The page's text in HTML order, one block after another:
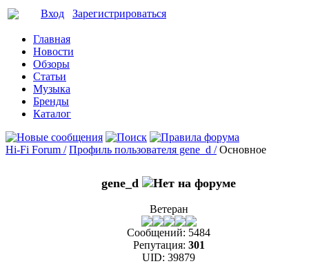
Вход Зарегистрироваться
Главная
Новости
Обзоры
Статьи
Музыка
Бренды
Каталог
Hi-Fi Forum / Профиль пользователя gene_d / Основное
gene_d
Ветеран
Сообщений: 5484
Репутация: 301
UID: 39879